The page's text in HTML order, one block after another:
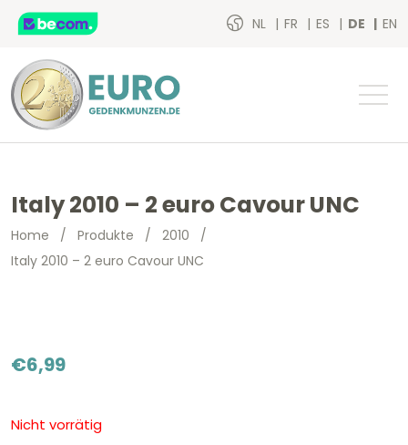
NL FR ES DE EN
Italy 2010 – 2 euro Cavour UNC
Home / Produkte / 2010 /
Italy 2010 – 2 euro Cavour UNC
€6,99
Nicht vorrätig